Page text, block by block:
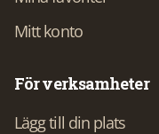
Mitt konto
För verksamheter
Lägg till din plats